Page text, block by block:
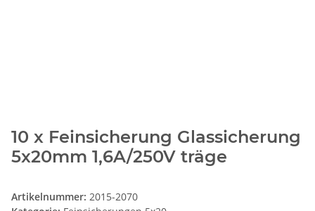
10 x Feinsicherung Glassicherung
5x20mm 1,6A/250V träge
Artikelnummer: 2015-2070